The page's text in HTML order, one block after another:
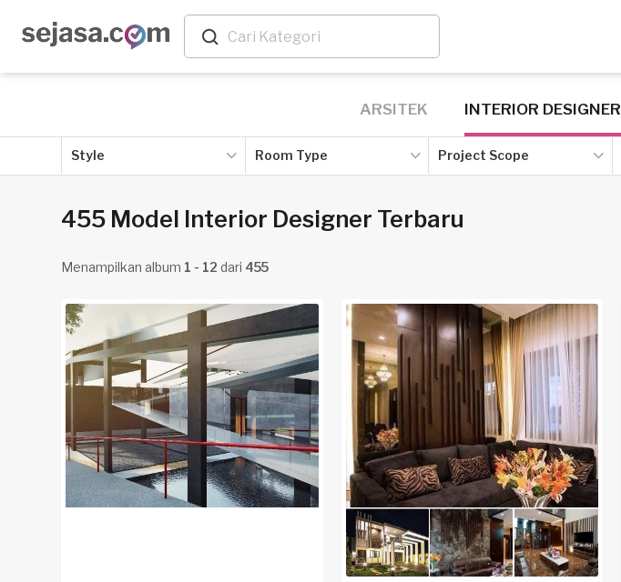
ARSITEK INTERIOR DESIGNER
Style Room Type Project Scope
455 Model Interior Designer Terbaru
Menampilkan album 1 - 12 dari 455